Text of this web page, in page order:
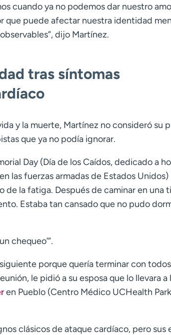
cuando ya no podemos dar nuestro
que puede afectar nuestra identidad
dijo Martínez.
tras síntomas
y la muerte, Martínez no consideró su
que ya no podía ignorar.
Day (Día de los Caídos, dedicado a
las fuerzas armadas de Estados
la fatiga. Después de caminar en una
Estaba tan cansado que no pudo
chequeo’”.
porque quería terminar con
le pidió a su esposa que lo llevara a
en Pueblo (Centro Médico UCHealth
clásicos de ataque cardíaco, pero sus